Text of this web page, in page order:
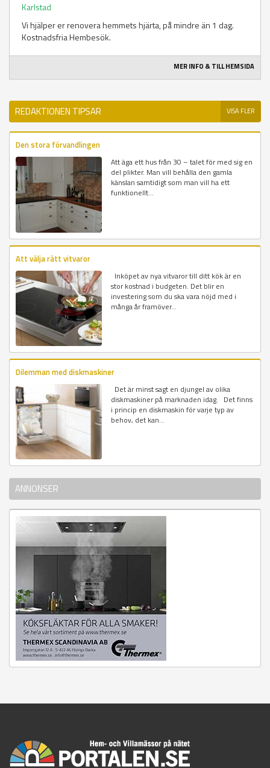
Karlstad
Vi hjälper er renovera hemmets hjärta, på mindre än 1 dag.
Kostnadsfria Hembesök.
MER INFO & TILL HEMSIDA
REDAKTIONEN TIPSAR VISA FLER
Den stora förvandlingen
Att äga ett hus från 30 – talet för med sig en
del plikter. Man vill behålla den gamla
känslan samtidigt som man vill ha ett
funktionellt...
Att välja rätt vitvaror
Inköpet av nya vitvaror till ditt kök är en
stor kostnad i budgeten. Det blir en
investering som du ska vara nöjd med i
många år framöver...
Dilemman med diskmaskiner
Det är minst sagt en djungel av olika
diskmaskiner på marknaden idag. Det finns
i princip en diskmaskin för varje typ av
behov, det kan...
ANNONSER